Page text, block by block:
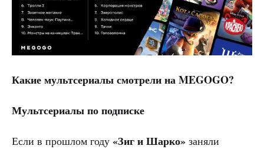
Какие мультсериалы смотрели на MEGOGO?
Мультсериалы по подписке
Если в прошлом году «Зиг и Шарко» заняли